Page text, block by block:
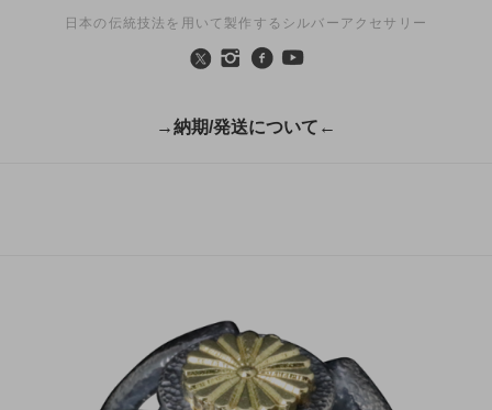
日本の伝統技法を用いて製作するシルバーアクセサリー
→納期/発送について←